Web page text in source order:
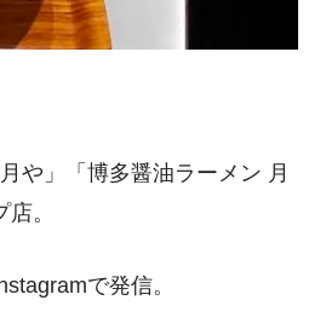
や」「博多醤油ラーメン 月
。
で発信。